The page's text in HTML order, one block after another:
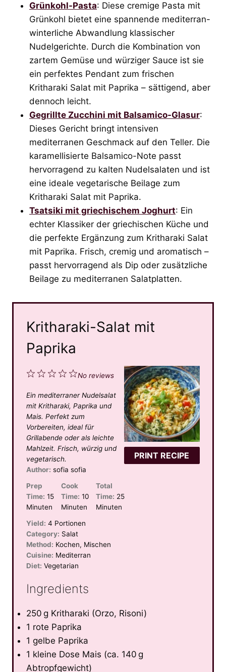
Grünkohl-Pasta: Diese cremige Pasta mit
Grünkohl bietet eine spannende mediterran-
winterliche Abwandlung klassischer
Nudelgerichte. Durch die Kombination von
zartem Gemüse und würziger Sauce ist sie
ein perfektes Pendant zum frischen
Kritharaki Salat mit Paprika – sättigend, aber
dennoch leicht.
Gegrillte Zucchini mit Balsamico-Glasur:
Dieses Gericht bringt intensiven
mediterranen Geschmack auf den Teller. Die
karamellisierte Balsamico-Note passt
hervorragend zu kalten Nudelsalaten und ist
eine ideale vegetarische Beilage zum
Kritharaki Salat mit Paprika.
Tsatsiki mit griechischem Joghurt: Ein
echter Klassiker der griechischen Küche und
die perfekte Ergänzung zum Kritharaki Salat
mit Paprika. Frisch, cremig und aromatisch –
passt hervorragend als Dip oder zusätzliche
Beilage zu mediterranen Salatplatten.
Kritharaki-Salat mit
Paprika
PRINT RECIPE
5
t
a
r
s
4
t
a
r
s
3
t
a
r
s
2
t
a
r
s
1
t
a
r
No reviews
Ein mediterraner Nudelsalat
mit Kritharaki, Paprika und
Mais. Perfekt zum
Vorbereiten, ideal für
Grillabende oder als leichte
Mahlzeit. Frisch, würzig und
vegetarisch.
Author: sofia sofia
Prep
Time: 15
Minuten
Cook
Time: 10
Minuten
Total
Time: 25
Minuten
Yield: 4 Portionen
Category: Salat
Method: Kochen, Mischen
Cuisine: Mediterran
Diet: Vegetarian
Ingredients
250 g Kritharaki (Orzo, Risoni)
1 rote Paprika
1 gelbe Paprika
1 kleine Dose Mais (ca. 140 g
Abtropfgewicht)